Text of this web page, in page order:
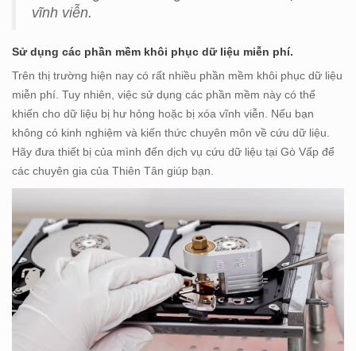
vĩnh viễn.
Sử dụng các phần mềm khôi phục dữ liệu miễn phí.
Trên thị trường hiện nay có rất nhiều phần mềm khôi phục dữ liệu
miễn phí. Tuy nhiên, việc sử dụng các phần mềm này có thể
khiến cho dữ liệu bị hư hỏng hoặc bị xóa vĩnh viễn. Nếu bạn
không có kinh nghiệm và kiến thức chuyên môn về cứu dữ liệu.
Hãy đưa thiết bị của mình đến dịch vụ cứu dữ liệu tại Gò Vấp để
các chuyên gia của Thiên Tân giúp bạn.